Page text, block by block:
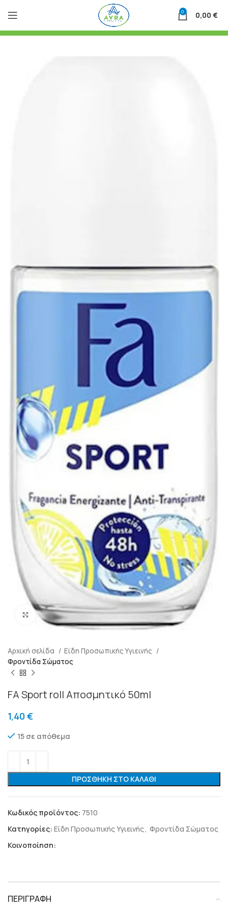
0 0,00 €
Μεγένθυση
Αρχική σελίδα
Είδη Προσωπικής Υγιεινής
Φροντίδα Σώματος
FA Sport roll Αποσμητικό 50ml
1,40 €
15 σε απόθεμα
ΠΡΟΣΘΗΚΗ ΣΤΟ ΚΑΛΑΘΙ
Κωδικός προϊόντος: 7510
Κατηγορίες: Είδη Προσωπικής Υγιεινής, Φροντίδα Σώματος
Κοινοποίηση:
ΠΕΡΙΓΡΑΦΗ